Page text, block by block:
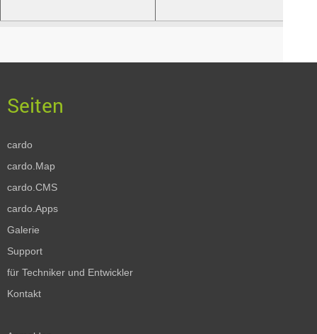
cardo
cardo.Map
cardo.CMS
cardo.Apps
Galerie
Support
für Techniker und Entwickler
Kontakt